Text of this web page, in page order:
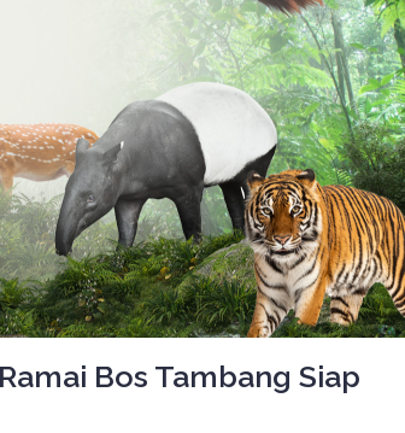
Bos Tambang Siap